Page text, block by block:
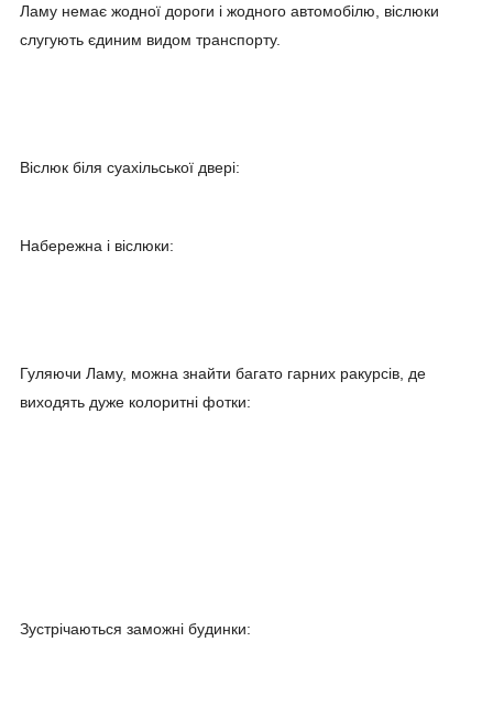
Ламу немає жодної дороги і жодного автомобілю, віслюки
слугують єдиним видом транспорту.
Віслюк біля суахільської двері:
Набережна і віслюки:
Гуляючи Ламу, можна знайти багато гарних ракурсів, де
виходять дуже колоритні фотки:
Зустрічаються заможні будинки: